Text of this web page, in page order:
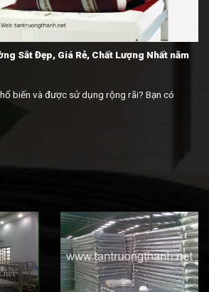
Sắt Đẹp, Giá Rẻ, Chất Lượng Nhất năm
biến và được sử dụng rộng rãi? Bạn có